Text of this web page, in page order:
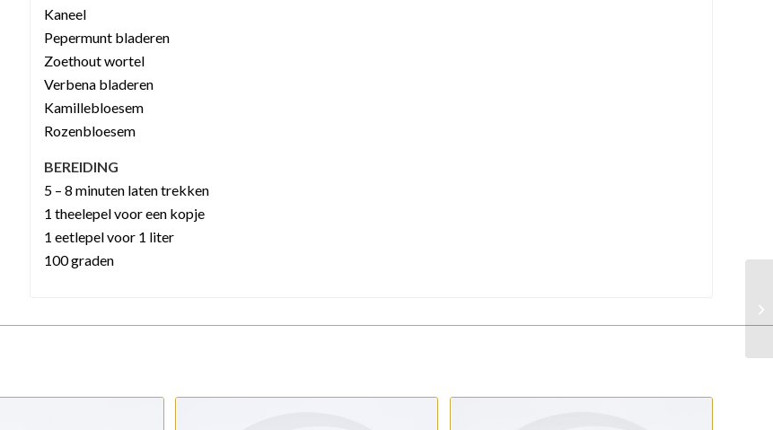
Kaneel
Pepermunt bladeren
Zoethout wortel
Verbena bladeren
Kamillebloesem
Rozenbloesem
BEREIDING
5 – 8 minuten laten trekken
1 theelepel voor een kopje
1 eetlepel voor 1 liter
100 graden